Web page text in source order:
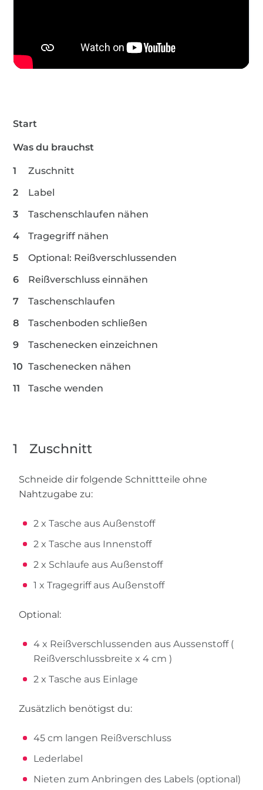
Start
Was du brauchst
Zuschnitt
Label
Taschenschlaufen nähen
Tragegriff nähen
Optional: Reißverschlussenden
Reißverschluss einnähen
Taschenschlaufen
Taschenboden schließen
Taschenecken einzeichnen
Taschenecken nähen
Tasche wenden
1 Zuschnitt
Schneide dir folgende Schnittteile ohne
Nahtzugabe zu:
2 x Tasche aus Außenstoff
2 x Tasche aus Innenstoff
2 x Schlaufe aus Außenstoff
1 x Tragegriff aus Außenstoff
Optional:
4 x Reißverschlussenden aus Aussenstoff (
Reißverschlussbreite x 4 cm )
2 x Tasche aus Einlage
Zusätzlich benötigst du:
45 cm langen Reißverschluss
Lederlabel
Nieten zum Anbringen des Labels (optional)